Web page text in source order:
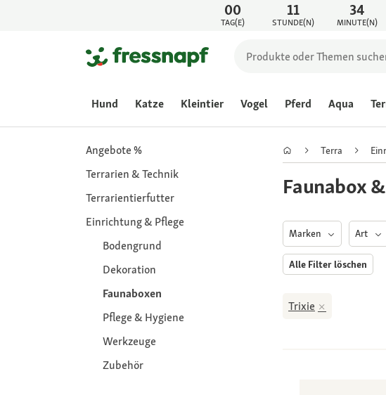
00
TAG(E)
11
STUNDE(N)
34
MINUTE(N)
Hund Katze Kleintier Vogel Pferd Aqua
Angebote %
Terrarien & Technik
Terrarientierfutter
Einrichtung & Pflege
Bodengrund
Dekoration
Faunaboxen
Pflege & Hygiene
Werkzeuge
Zubehör
Terra
Faunabox
Marken Art
Alle Filter löschen
Trixie